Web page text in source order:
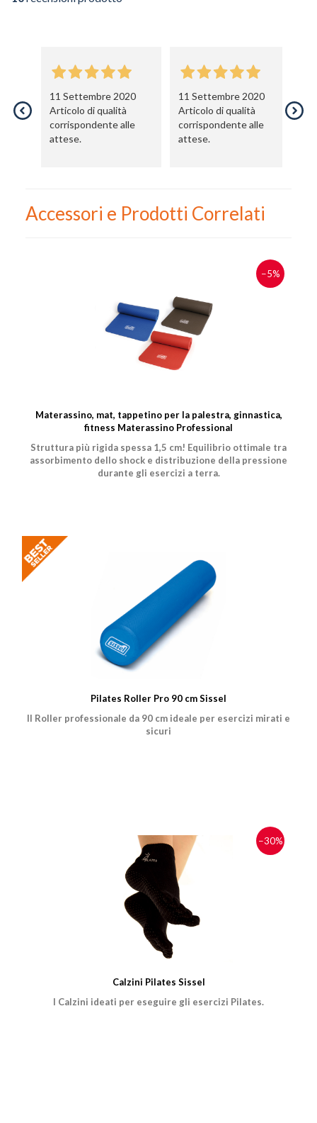
11 Settembre 2020
Articolo di qualità
corrispondente alle
attese.
11 Settembre 2020
Articolo di qualità
corrispondente alle
attese.
Accessori e Prodotti Correlati
−5%
Materassino, mat, tappetino per la palestra, ginnastica,
fitness Materassino Professional
Struttura più rigida spessa 1,5 cm! Equilibrio ottimale tra
assorbimento dello shock e distribuzione della pressione
durante gli esercizi a terra.
Pilates Roller Pro 90 cm Sissel
Il Roller professionale da 90 cm ideale per esercizi mirati e
sicuri
−30%
Calzini Pilates Sissel
I Calzini ideati per eseguire gli esercizi Pilates.